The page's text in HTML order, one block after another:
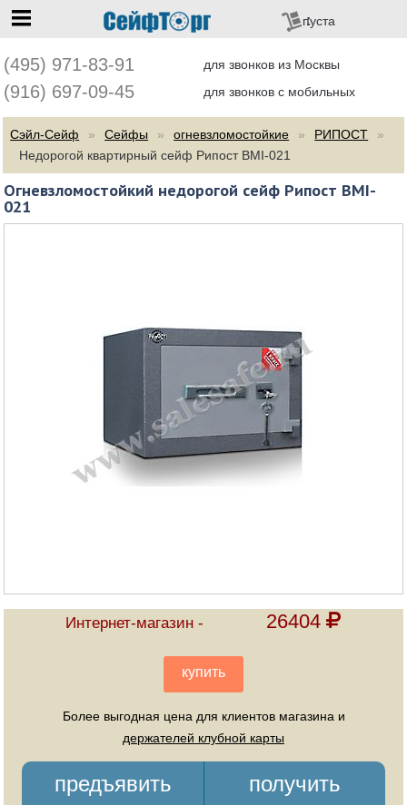
(495) 971-83-91 для звонков из Москвы
(916) 697-09-45 для звонков с мобильных
пуста
Сэйл-Сейф Сейфы огневзломостойкие
РИПОСТ
Недорогой квартирный сейф Рипост BMI-021
Огневзломостойкий недорогой сейф Рипост BMI-
021
Интернет-магазин 26404
купить
Более выгодная цена для клиентов магазина и
держателей клубной карты
предъявить
получить